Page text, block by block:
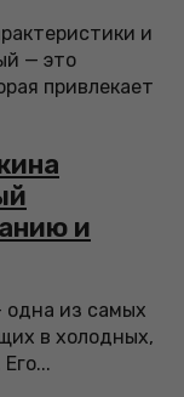
и
— это
привлекает
и
одна из самых
в холодных,